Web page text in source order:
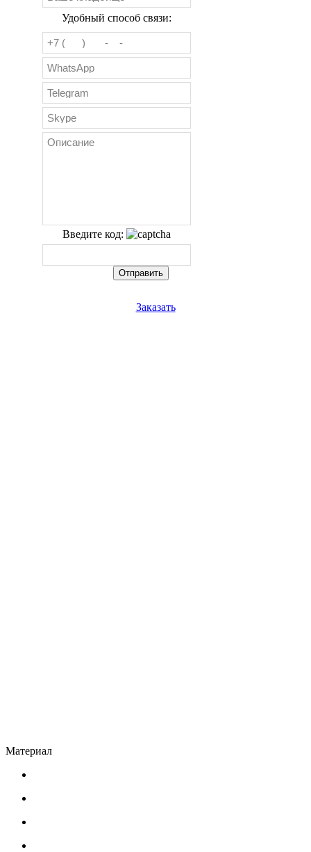
Удобный способ связи:
Введите код:
Заказать
Материал